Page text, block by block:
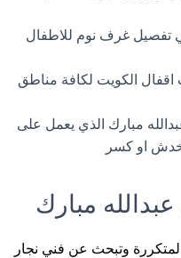
تفصيل غرف نوم للاطفال
اقفال الكويت لكافة مناطق
مبارك الذي يعمل على
خدش او كسر
مبارك
وتبحث عن فني نجار